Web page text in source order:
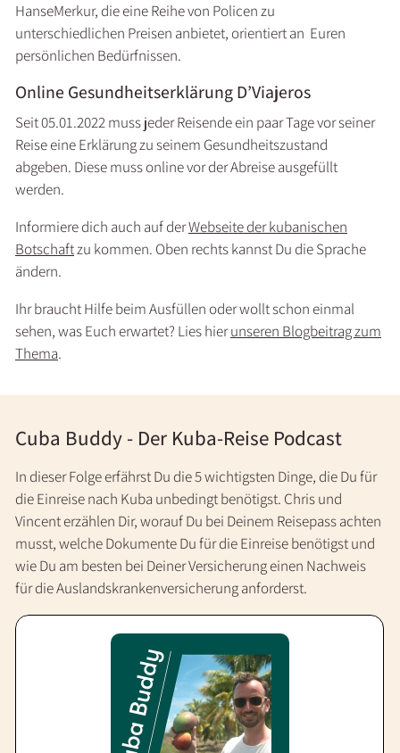
HanseMerkur, die eine Reihe von Policen zu
unterschiedlichen Preisen anbietet, orientiert an Euren
persönlichen Bedürfnissen.
Online Gesundheitserklärung D’Viajeros
Seit 05.01.2022 muss jeder Reisende ein paar Tage vor seiner
Reise eine Erklärung zu seinem Gesundheitszustand
abgeben. Diese muss online vor der Abreise ausgefüllt
werden.
Informiere dich auch auf derWebseite der kubanischen
Botschaftzu kommen. Oben rechts kannst Du die Sprache
ändern.
Ihr braucht Hilfe beim Ausfüllen oder wollt schon einmal
sehen, was Euch erwartet? Lies hierunseren Blogbeitrag zum
Thema.
Cuba Buddy - Der Kuba-Reise Podcast
In dieser Folge erfährst Du die 5 wichtigsten Dinge, die Du für
die Einreise nach Kuba unbedingt benötigst. Chris und
Vincent erzählen Dir, worauf Du bei Deinem Reisepass achten
musst, welche Dokumente Du für die Einreise benötigst und
wie Du am besten bei Deiner Versicherung einen Nachweis
für die Auslandskrankenversicherung anforderst.